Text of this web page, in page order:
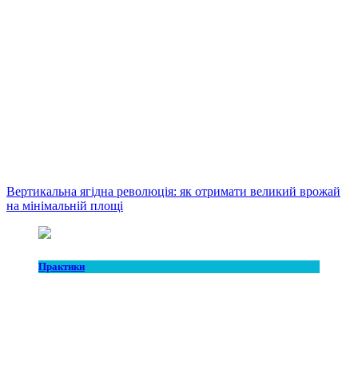
Вертикальна ягідна революція: як отримати великий врожай
на мінімальній площі
Практики